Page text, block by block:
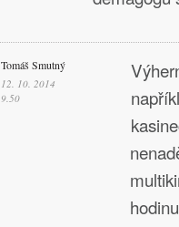
Tomáš Smutný
12. 10. 2014
9.50